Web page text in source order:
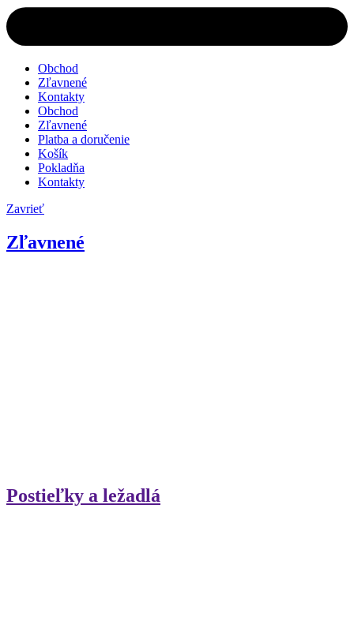
Obchod
Zľavnené
Kontakty
Obchod
Zľavnené
Platba a doručenie
Košík
Pokladňa
Kontakty
Zavrieť
Zľavnené
Postieľky a ležadlá